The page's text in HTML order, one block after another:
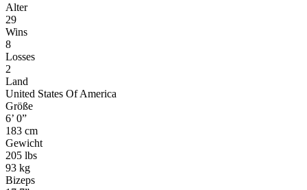
Alter
29
Wins
8
Losses
2
Land
United States Of America
Größe
6’ 0”
183 cm
Gewicht
205 lbs
93 kg
Bizeps